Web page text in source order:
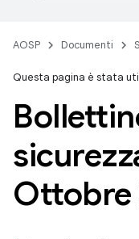
AOSP Documenti
Questa pagina è stata
Ottobre